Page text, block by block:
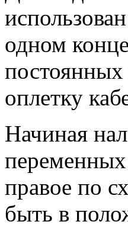
одном
оплетку
Начиная
правое по
быть в